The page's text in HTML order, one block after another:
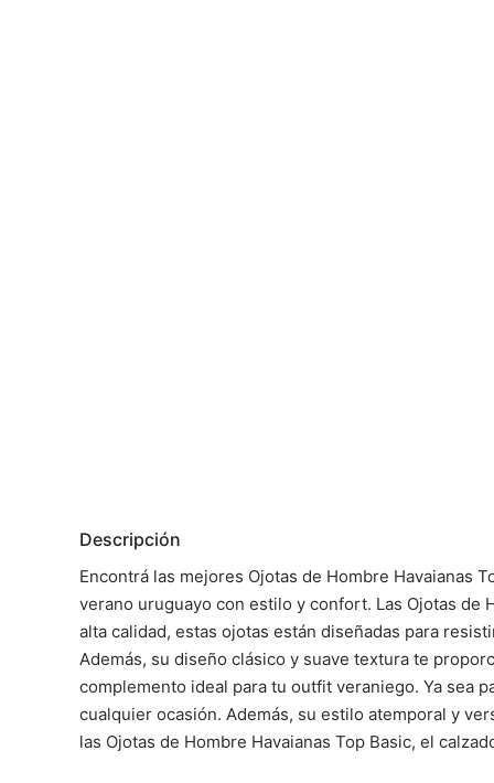
Descripción
Encontrá las mejores Ojotas de Hombre Havaianas
verano uruguayo con estilo y confort. Las Ojotas de
alta calidad, estas ojotas están diseñadas para
Además, su diseño clásico y suave textura te
complemento ideal para tu outfit veraniego. Ya sea
cualquier ocasión. Además, su estilo atemporal y
las Ojotas de Hombre Havaianas Top Basic, el